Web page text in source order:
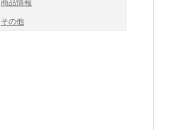
商品情報
その他